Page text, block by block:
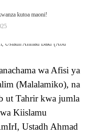
kutoa maoni!
wa Afisi ya
(Malalamiko), na
ut Tahrir kwa jumla
Kiislamu
Ustadh Ahmad